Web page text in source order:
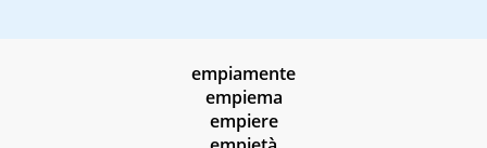
empiamente
empiema
empiere